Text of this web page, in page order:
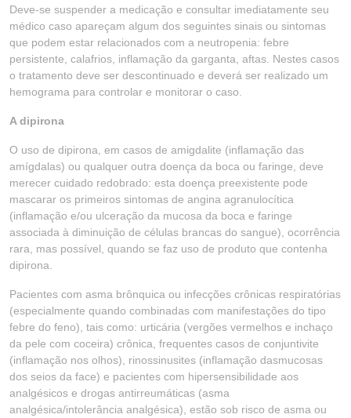
Deve-se suspender a medicação e consultar imediatamente seu
médico caso apareçam algum dos seguintes sinais ou sintomas
que podem estar relacionados com a neutropenia: febre
persistente, calafrios, inflamação da garganta, aftas. Nestes casos
o tratamento deve ser descontinuado e deverá ser realizado um
hemograma para controlar e monitorar o caso.
A dipirona
O uso de dipirona, em casos de amigdalite (inflamação das
amígdalas) ou qualquer outra doença da boca ou faringe, deve
merecer cuidado redobrado: esta doença preexistente pode
mascarar os primeiros sintomas de angina agranulocítica
(inflamação e/ou ulceração da mucosa da boca e faringe
associada à diminuição de células brancas do sangue), ocorrência
rara, mas possível, quando se faz uso de produto que contenha
dipirona.
Pacientes com asma brônquica ou infecções crônicas respiratórias
(especialmente quando combinadas com manifestações do tipo
febre do feno), tais como: urticária (vergões vermelhos e inchaço
da pele com coceira) crônica, frequentes casos de conjuntivite
(inflamação nos olhos), rinossinusites (inflamação dasmucosas
dos seios da face) e pacientes com hipersensibilidade aos
analgésicos e drogas antirreumáticas (asma
analgésica/intolerância analgésica), estão sob risco de asma ou